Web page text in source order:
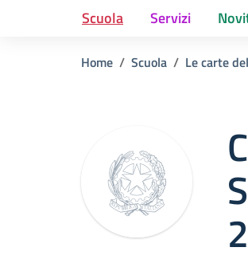
Scuola Servizi
Home Scuola Le carte